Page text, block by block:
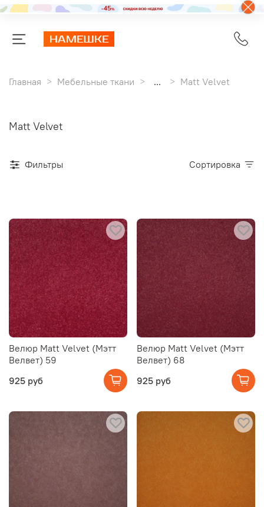
Главная Мебельные ткани ... Matt Velvet
Matt Velvet
Фильтры Сортировка
Велюр Matt Velvet (Мэтт
Велвет) 59
925 руб
Велюр Matt Velvet (Мэтт
Велвет) 68
925 руб